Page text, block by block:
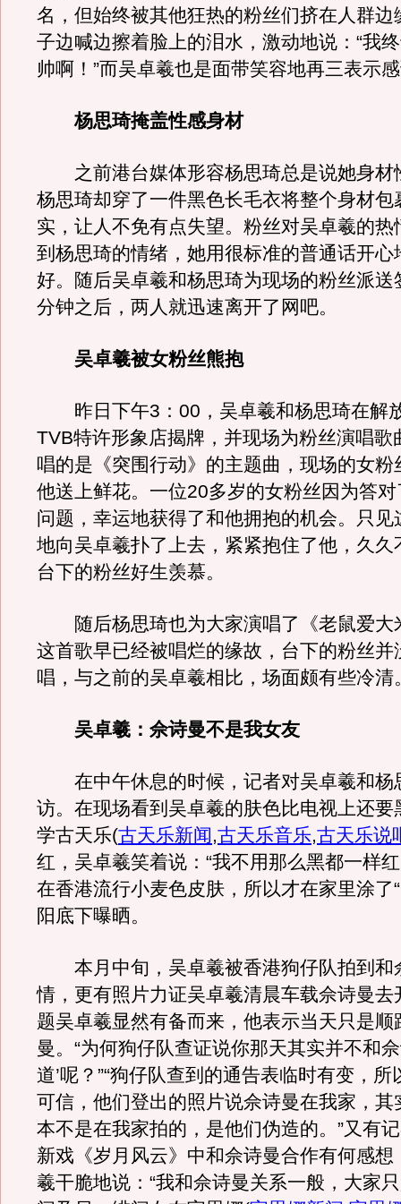
名，但始终被其他狂热的粉丝们挤在人群边
子边喊边擦着脸上的泪水，激动地说：“我
帅啊！”而吴卓羲也是面带笑容地再三表示
杨思琦掩盖性感身材
之前港台媒体形容杨思琦总是说她身材
杨思琦却穿了一件黑色长毛衣将整个身材包
实，让人不免有点失望。粉丝对吴卓羲的热
到杨思琦的情绪，她用很标准的普通话开心
好。随后吴卓羲和杨思琦为现场的粉丝派送
分钟之后，两人就迅速离开了网吧。
吴卓羲被女粉丝熊抱
昨日下午3：00，吴卓羲和杨思琦在解
TVB特许形象店揭牌，并现场为粉丝演唱歌
唱的是《突围行动》的主题曲，现场的女粉
他送上鲜花。一位20多岁的女粉丝因为答
问题，幸运地获得了和他拥抱的机会。只见
地向吴卓羲扑了上去，紧紧抱住了他，久久
台下的粉丝好生羡慕。
随后杨思琦也为大家演唱了《老鼠爱大
这首歌早已经被唱烂的缘故，台下的粉丝并
唱，与之前的吴卓羲相比，场面颇有些冷清
吴卓羲：佘诗曼不是我女友
在中午休息的时候，记者对吴卓羲和杨
访。在现场看到吴卓羲的肤色比电视上还要
学古天乐(古天乐新闻,古天乐音乐,古天乐说
红，吴卓羲笑着说：“我不用那么黑都一样
在香港流行小麦色皮肤，所以才在家里涂了
阳底下曝晒。
本月中旬，吴卓羲被香港狗仔队拍到和
情，更有照片力证吴卓羲清晨车载佘诗曼去
题吴卓羲显然有备而来，他表示当天只是顺
曼。“为何狗仔队查证说你那天其实并不和佘
道’呢？”“狗仔队查到的通告表临时有变，
可信，他们登出的照片说佘诗曼在我家，其
本不是在我家拍的，是他们伪造的。”又有
新戏《岁月风云》中和佘诗曼合作有何感想
羲干脆地说：“我和佘诗曼关系一般，大家